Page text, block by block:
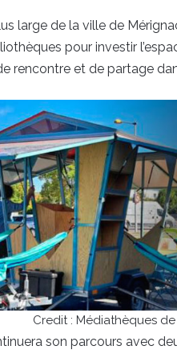
large de la ville de
pour investir
rencontre et de partage
Credit : Médiathèques
son parcours avec